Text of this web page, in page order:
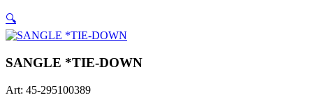
🔍
SANGLE *TIE-DOWN
Art: 45-295100389